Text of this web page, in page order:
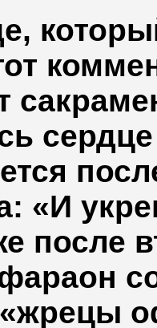
«И
после
«жрецы